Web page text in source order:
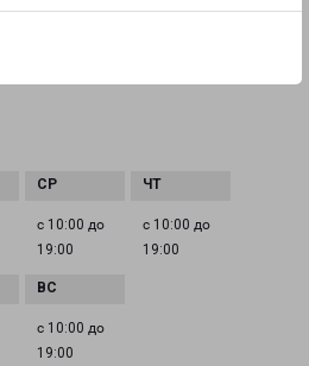
с 10:00 до
19:00
с 10:00 до
19:00
с 10:00 до
19:00